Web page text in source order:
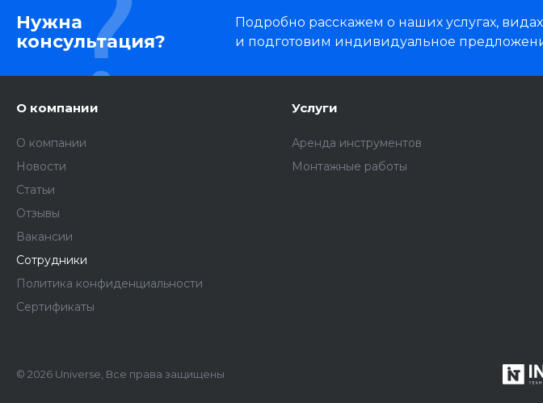
Нужна
консультация?
Подробно расскажем о наших услугах,
и подготовим индивидуальное
О компании
О компании
Новости
Статьи
Отзывы
Вакансии
Сотрудники
Политика конфиденциальности
Сертификаты
Услуги
Аренда инструментов
Монтажные работы
© 2026 Universe, Все права защищены